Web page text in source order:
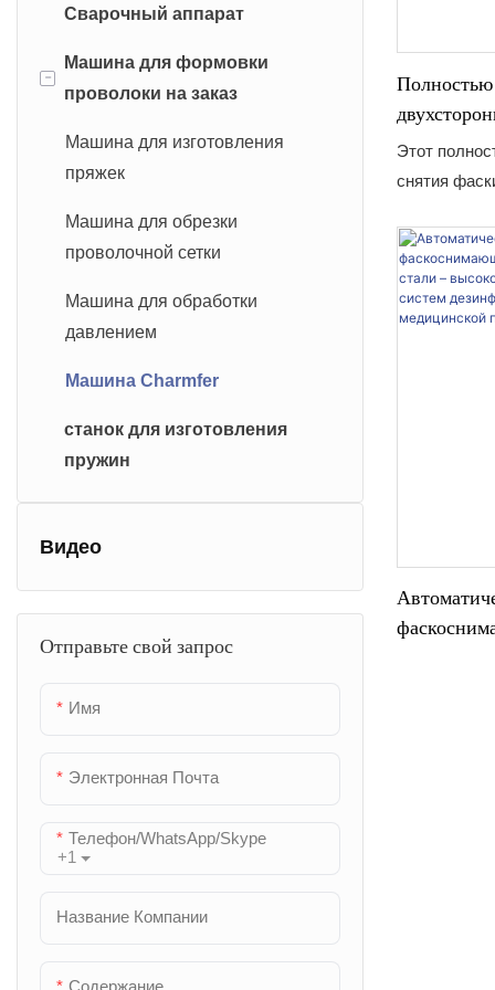
проволоки
Правильная машина с
Правильная машина для
Сварочный аппарат
-
Машина для формовки
проволоки на заказ
Машина для изготовления
пряжек
Машина для обрезки
проволочной сетки
Машина для обработки
давлением
Машина Charmfer
станок для изготовления
пружин
Видео
Отправьте свой запрос
Имя
Электронная Почта
+1
Телефон/WhatsApp/Skype
Название Компании
Полностью
фаски,
Этот
снятия
обновление
при
поддержки,
концах
свои